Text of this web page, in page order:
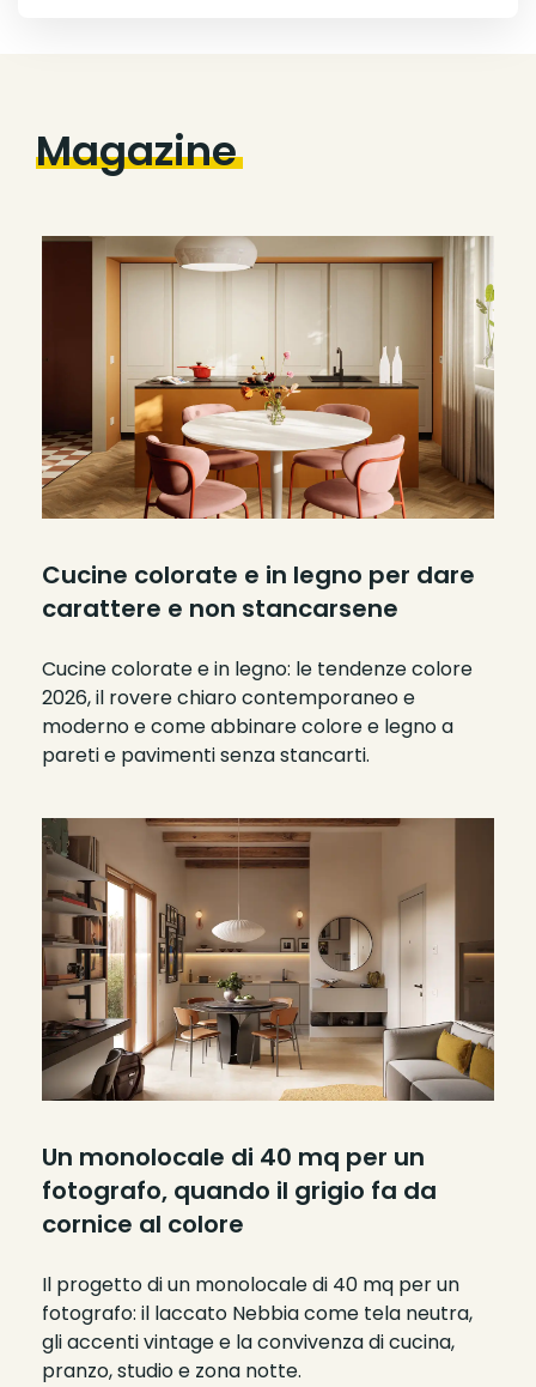
Magazine
Cucine colorate e in legno per dare
carattere e non stancarsene
Cucine colorate e in legno: le tendenze colore
2026, il rovere chiaro contemporaneo e
moderno e come abbinare colore e legno a
pareti e pavimenti senza stancarti.
Un monolocale di 40 mq per un
fotografo, quando il grigio fa da
cornice al colore
Il progetto di un monolocale di 40 mq per un
fotografo: il laccato Nebbia come tela neutra,
gli accenti vintage e la convivenza di cucina,
pranzo, studio e zona notte.